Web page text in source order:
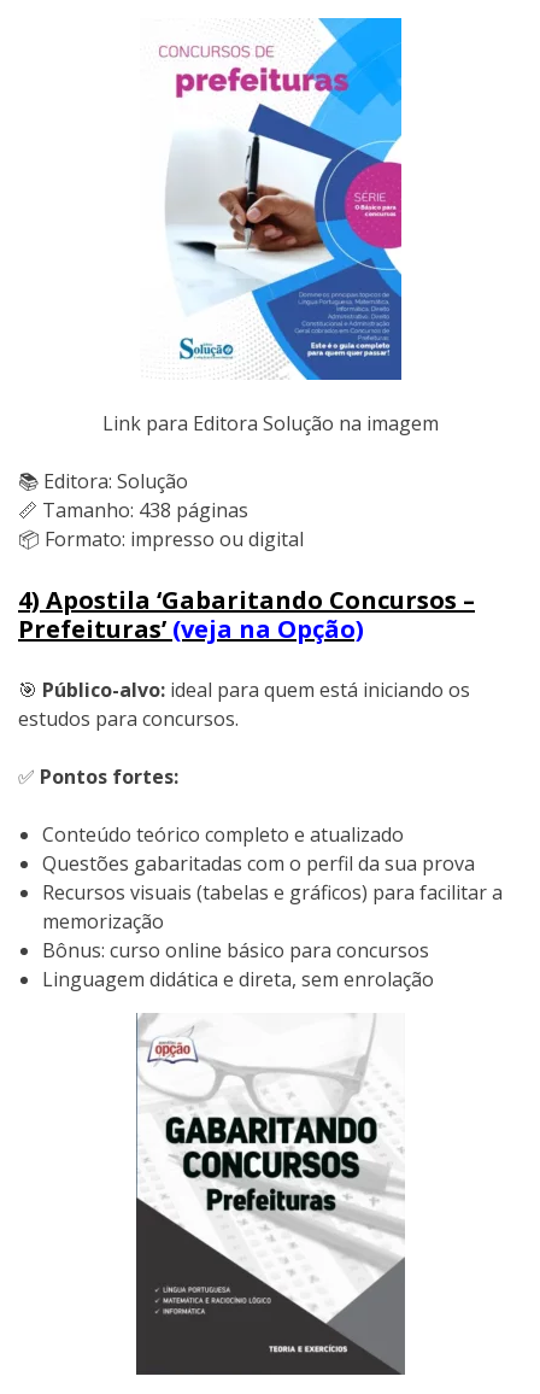
Link para Editora Solução na imagem
📚 Editora: Solução
📏 Tamanho: 438 páginas
📦 Formato: impresso ou digital
4) Apostila ‘Gabaritando Concursos –
Prefeituras’ (veja na Opção)
🎯 Público-alvo: ideal para quem está iniciando os
estudos para concursos.
✅ Pontos fortes:
Conteúdo teórico completo e atualizado
Questões gabaritadas com o perfil da sua prova
Recursos visuais (tabelas e gráficos) para facilitar a
memorização
Bônus: curso online básico para concursos
Linguagem didática e direta, sem enrolação